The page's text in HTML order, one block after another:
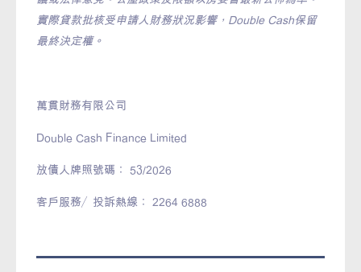
實際貸款批核受申請人財務狀況影響，Double Cash保留
最終決定權。
萬貫財務有限公司
Double Cash Finance Limited
放債人牌照號碼： 53/2026
客戶服務／投訴熱線： 2264 6888